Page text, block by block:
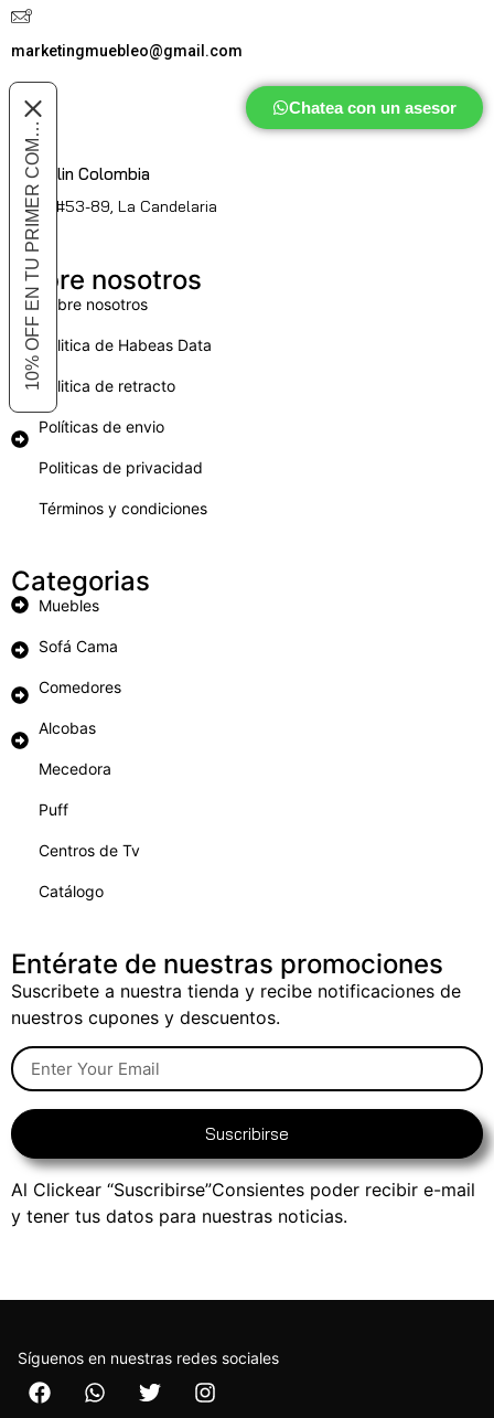
marketingmuebleo@gmail.com
Chatea con un asesor
Medellin Colombia
Cl. 51 #53-89, La Candelaria
Sobre nosotros
Sobre nosotros
Politica de Habeas Data
Politica de retracto
Políticas de envio
Politicas de privacidad
Términos y condiciones
Categorias
Muebles
Sofá Cama
Comedores
Alcobas
Mecedora
Puff
Centros de Tv
Catálogo
Entérate de nuestras promociones
Suscribete a nuestra tienda y recibe notificaciones de
nuestros cupones y descuentos.
Suscribirse
Al Clickear “Suscribirse”Consientes poder recibir e-mail
y tener tus datos para nuestras noticias.
Síguenos en nuestras redes sociales
10% OFF EN TU PRIMER COMPRA